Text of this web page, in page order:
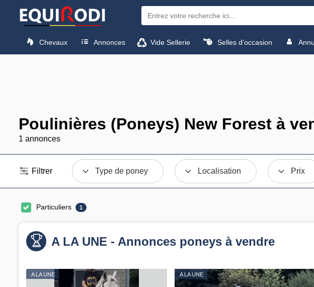
Chevaux Annonces Vide Sellerie Selles d'occasion
Poulinières (Poneys) New Forest à
1 annonces
Filtrer Type de poney Localisation Prix
Particuliers 1
A LA UNE - Annonces poneys à vendre
A LA UNE A LA UNE